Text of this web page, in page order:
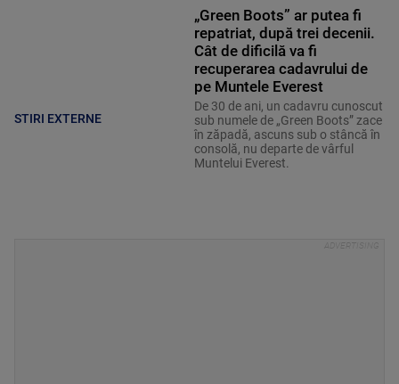
STIRI EXTERNE
„Green Boots” ar putea fi
repatriat, după trei decenii.
Cât de dificilă va fi
recuperarea cadavrului de
pe Muntele Everest
De 30 de ani, un cadavru cunoscut
sub numele de „Green Boots” zace
în zăpadă, ascuns sub o stâncă în
consolă, nu departe de vârful
Muntelui Everest.